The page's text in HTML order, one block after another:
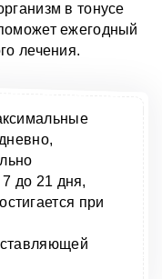
в тонусе
ежегодный
лечения.
до 21 дня,
при